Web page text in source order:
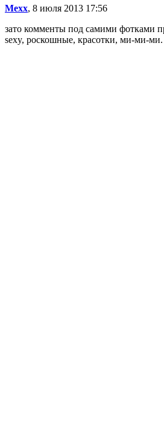
Mexx, 8 июля 2013 17:56
зато комменты под самими фотками
sexy, роскошные, красотки, ми-ми-ми.